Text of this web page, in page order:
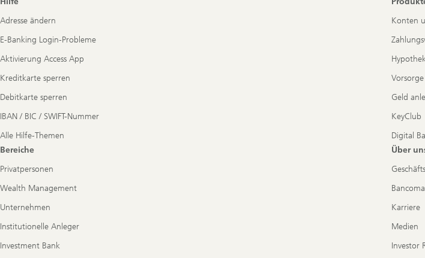
Adresse ändern
E-Banking Login-Probleme
Aktivierung Access App
Kreditkarte sperren
Debitkarte sperren
IBAN / BIC / SWIFT-Nummer
Alle Hilfe-Themen
Konten
Vorsorge
Geld
KeyClub
Digital
Bereiche
Privatpersonen
Wealth Management
Unternehmen
Institutionelle Anleger
Investment Bank
Über
Karriere
Medien
Investor